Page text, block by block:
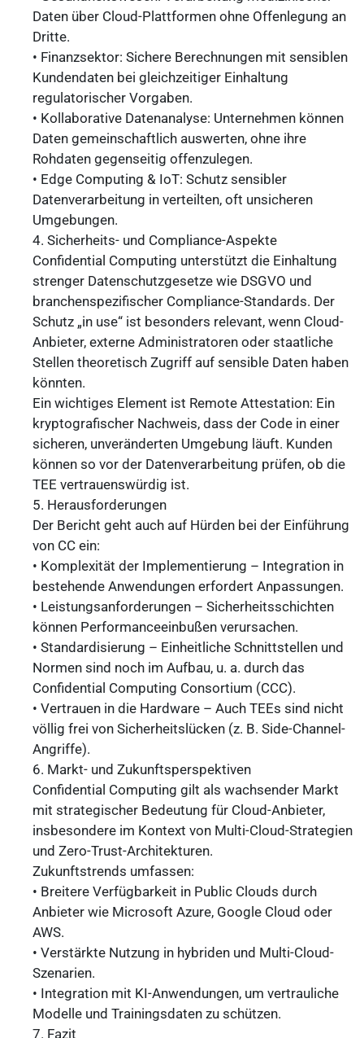
Daten über Cloud-Plattformen ohne Offenlegung an
Dritte.
• Finanzsektor: Sichere Berechnungen mit sensiblen
Kundendaten bei gleichzeitiger Einhaltung
regulatorischer Vorgaben.
• Kollaborative Datenanalyse: Unternehmen können
Daten gemeinschaftlich auswerten, ohne ihre
Rohdaten gegenseitig offenzulegen.
• Edge Computing & IoT: Schutz sensibler
Datenverarbeitung in verteilten, oft unsicheren
Umgebungen.
4. Sicherheits- und Compliance-Aspekte
Confidential Computing unterstützt die Einhaltung
strenger Datenschutzgesetze wie DSGVO und
branchenspezifischer Compliance-Standards. Der
Schutz „in use“ ist besonders relevant, wenn Cloud-
Anbieter, externe Administratoren oder staatliche
Stellen theoretisch Zugriff auf sensible Daten haben
könnten.
Ein wichtiges Element ist Remote Attestation: Ein
kryptografischer Nachweis, dass der Code in einer
sicheren, unveränderten Umgebung läuft. Kunden
können so vor der Datenverarbeitung prüfen, ob die
TEE vertrauenswürdig ist.
5. Herausforderungen
Der Bericht geht auch auf Hürden bei der Einführung
von CC ein:
• Komplexität der Implementierung – Integration in
bestehende Anwendungen erfordert Anpassungen.
• Leistungsanforderungen – Sicherheitsschichten
können Performanceeinbußen verursachen.
• Standardisierung – Einheitliche Schnittstellen und
Normen sind noch im Aufbau, u. a. durch das
Confidential Computing Consortium (CCC).
• Vertrauen in die Hardware – Auch TEEs sind nicht
völlig frei von Sicherheitslücken (z. B. Side-Channel-
Angriffe).
6. Markt- und Zukunftsperspektiven
Confidential Computing gilt als wachsender Markt
mit strategischer Bedeutung für Cloud-Anbieter,
insbesondere im Kontext von Multi-Cloud-Strategien
und Zero-Trust-Architekturen.
Zukunftstrends umfassen:
• Breitere Verfügbarkeit in Public Clouds durch
Anbieter wie Microsoft Azure, Google Cloud oder
AWS.
• Verstärkte Nutzung in hybriden und Multi-Cloud-
Szenarien.
• Integration mit KI-Anwendungen, um vertrauliche
Modelle und Trainingsdaten zu schützen.
7. Fazit